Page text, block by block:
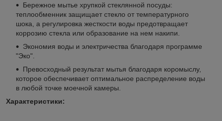
Бережное мытье хрупкой стеклянной посуды:
теплообменник защищает стекло от температурного
шока, а регулировка жесткости воды предотвращает
коррозию стекла или образование на нем накипи.
Экономия воды и электричества благодаря программе
"Эко".
Превосходный результат мытья благодаря коромыслу,
которое обеспечивает оптимальное распределение воды
в любой точке моечной камеры.
Характеристики: